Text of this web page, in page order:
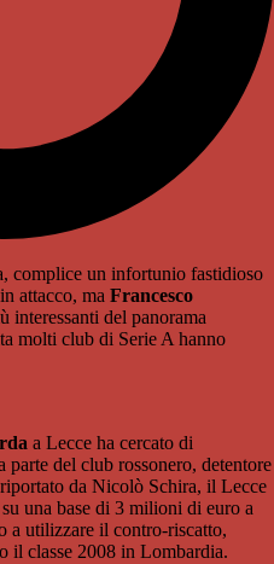
complice un infortunio fastidioso
attacco, ma Francesco
interessanti del panorama
molti club di Serie A hanno
a Lecce ha cercato di
parte del club rossonero, detentore
da Nicolò Schira, il Lecce
una base di 3 milioni di euro a
a utilizzare il contro-riscatto,
il classe 2008 in Lombardia.